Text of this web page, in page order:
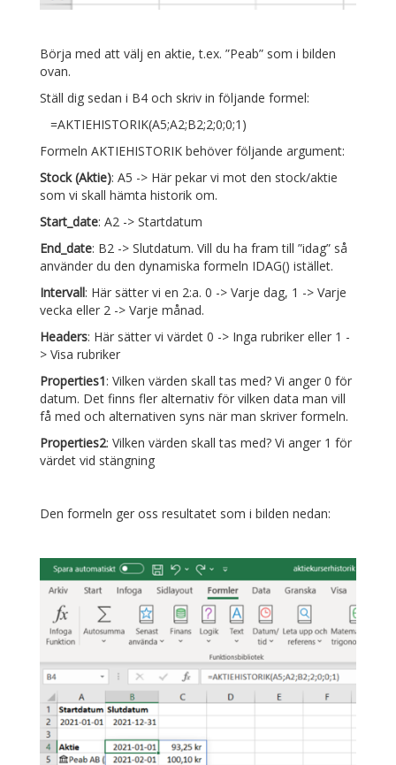
Börja med att välj en aktie, t.ex. ”Peab” som i bilden
ovan.
Ställ dig sedan i B4 och skriv in följande formel:
=AKTIEHISTORIK(A5;A2;B2;2;0;0;1)
Formeln AKTIEHISTORIK behöver följande argument:
Stock (Aktie): A5 -> Här pekar vi mot den stock/aktie
som vi skall hämta historik om.
Start_date: A2 -> Startdatum
End_date: B2 -> Slutdatum. Vill du ha fram till ”idag” så
använder du den dynamiska formeln IDAG() istället.
Intervall: Här sätter vi en 2:a. 0 -> Varje dag, 1 -> Varje
vecka eller 2 -> Varje månad.
Headers: Här sätter vi värdet 0 -> Inga rubriker eller 1 -
> Visa rubriker
Properties1: Vilken värden skall tas med? Vi anger 0 för
datum. Det finns fler alternativ för vilken data man vill
få med och alternativen syns när man skriver formeln.
Properties2: Vilken värden skall tas med? Vi anger 1 för
värdet vid stängning
Den formeln ger oss resultatet som i bilden nedan: